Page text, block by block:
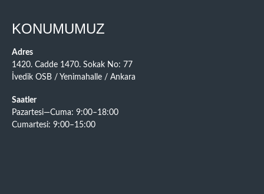
KONUMUMUZ
Adres
1420. Cadde 1470. Sokak No: 77
İvedik OSB / Yenimahalle / Ankara
Saatler
Pazartesi—Cuma: 9:00–18:00
Cumartesi: 9:00–15:00